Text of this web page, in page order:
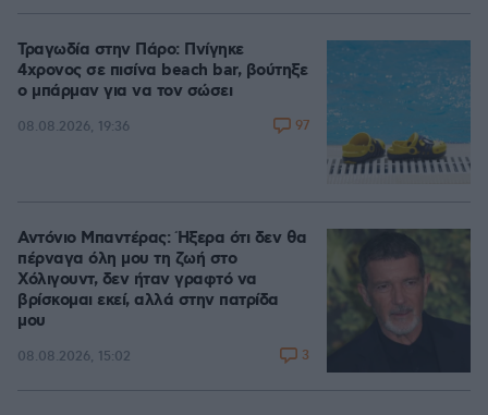
Τραγωδία στην Πάρο: Πνίγηκε
4χρονος σε πισίνα beach bar, βούτηξε
ο μπάρμαν για να τον σώσει
08.08.2026, 19:36 97
Αντόνιο Μπαντέρας: Ήξερα ότι δεν θα
πέρναγα όλη μου τη ζωή στο
Χόλιγουντ, δεν ήταν γραφτό να
βρίσκομαι εκεί, αλλά στην πατρίδα
μου
08.08.2026, 15:02 3